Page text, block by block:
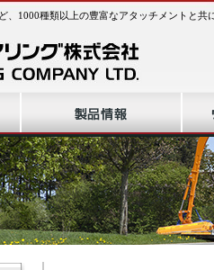
、1000種類以上の豊富なアタッチメントと共